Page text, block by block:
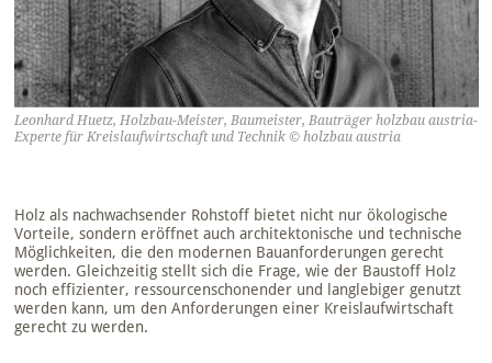
Leonhard Huetz, Holzbau-Meister, Baumeister, Bauträger holzbau austria-
Experte für Kreislaufwirtschaft und Technik© holzbau austria
Holz als nachwachsender Rohstoff bietet nicht nur ökologische
Vorteile, sondern eröffnet auch architektonische und technische
Möglichkeiten, die den modernen Bauanforderungen gerecht
werden. Gleichzeitig stellt sich die Frage, wie der Baustoff Holz
noch effizienter, ressourcenschonender und langlebiger genutzt
werden kann, um den Anforderungen einer Kreislaufwirtschaft
gerecht zu werden.